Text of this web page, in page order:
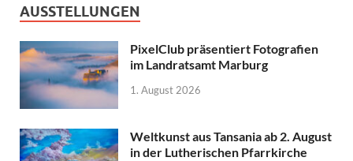
AUSSTELLUNGEN
PixelClub präsentiert Fotografien
im Landratsamt Marburg
1. August 2026
Weltkunst aus Tansania ab 2. August
in der Lutherischen Pfarrkirche